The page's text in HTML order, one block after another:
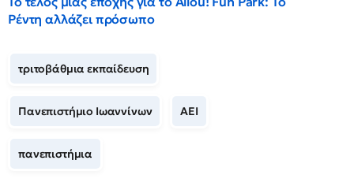
Ρέντη αλλάζει πρόσωπο
τριτοβάθμια εκπαίδευση
Πανεπιστήμιο Ιωαννίνων ΑΕΙ
πανεπιστήμια